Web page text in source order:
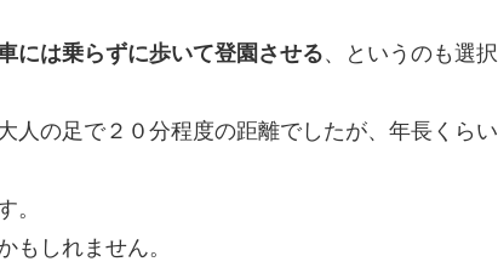
には乗らずに歩いて登園させる、というのも選択
人の足で２０分程度の距離でしたが、年長くらい
。
もしれません。